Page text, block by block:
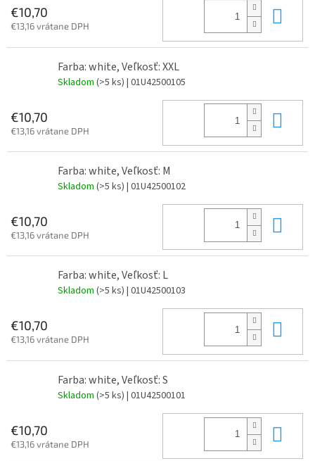
€10,70
€13,16 vrátane DPH
Farba: white, Veľkosť: XXL
Skladom (>5 ks) | 01U42500105
€10,70
€13,16 vrátane DPH
Farba: white, Veľkosť: M
Skladom (>5 ks) | 01U42500102
€10,70
€13,16 vrátane DPH
Farba: white, Veľkosť: L
Skladom (>5 ks) | 01U42500103
€10,70
€13,16 vrátane DPH
Farba: white, Veľkosť: S
Skladom (>5 ks) | 01U42500101
€10,70
€13,16 vrátane DPH